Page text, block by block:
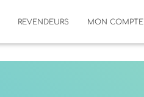
REVENDEURS MON COMPTE